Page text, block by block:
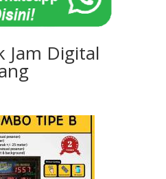
Jam Digital